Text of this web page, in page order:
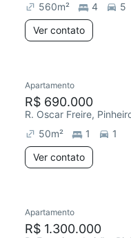
560m² 4
5
Ver contato
Apartamento
R$ 690.000
R. Oscar Freire,
50m² 1
1
Ver contato
Apartamento
R$ 1.300.000